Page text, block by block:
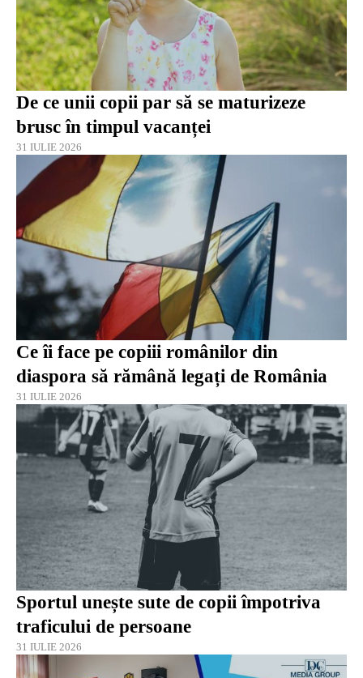
De ce unii copii par să se maturizeze
brusc în timpul vacanței
31 IULIE 2026
Ce îi face pe copiii românilor din
diaspora să rămână legați de România
31 IULIE 2026
Sportul unește sute de copii împotriva
traficului de persoane
31 IULIE 2026